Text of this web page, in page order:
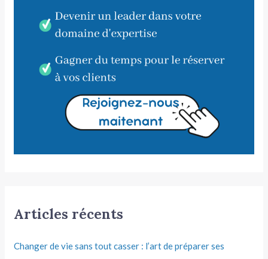
Articles récents
Changer de vie sans tout casser : l’art de préparer ses